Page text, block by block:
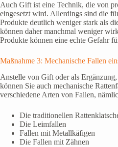
Auch Gift ist eine Technik, die von
eingesetzt wird. Allerdings sind die
Produkte deutlich weniger stark als
können daher manchmal weniger
Produkte können eine echte Gefahr
Maßnahme 3: Mechanische Fallen
Anstelle von Gift oder als
können Sie auch mechanische
verschiedene Arten von Fallen,
Die traditionellen
Die Leimfallen
Fallen mit Metallkäfigen
Die Fallen mit Zähnen